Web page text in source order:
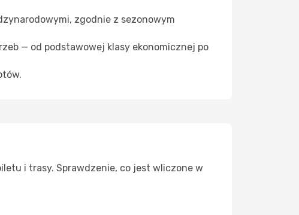
zgodnie z sezonowym
— od podstawowej klasy ekonomicznej po
i trasy. Sprawdzenie, co jest wliczone w